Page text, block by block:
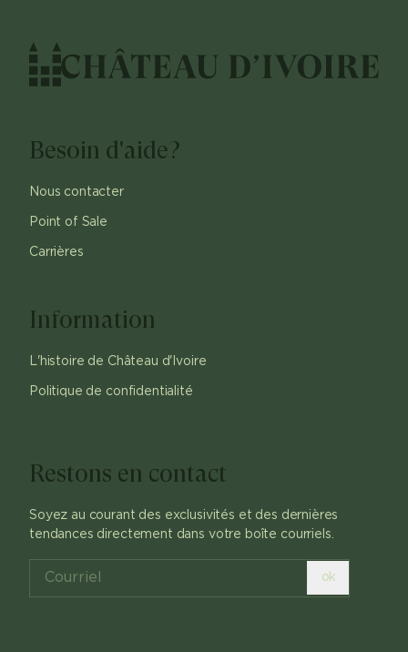
Besoin d'aide?
Nous contacter
Point of Sale
Carrières
Information
L'histoire de Château d'Ivoire
Politique de confidentialité
Restons en contact
Soyez au courant des exclusivités et des dernières
tendances directement dans votre boîte courriels.
ok